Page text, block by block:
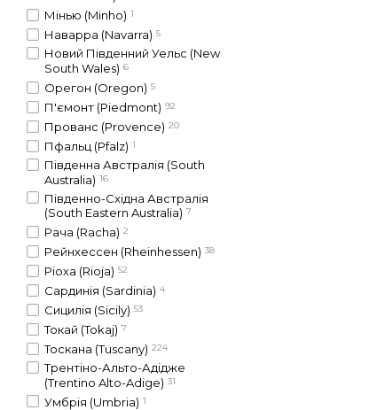
Мінью (Minho) 1
Наварра (Navarra) 5
Новий Південний Уельс (New
South Wales) 6
Орегон (Oregon) 5
П'ємонт (Piedmont) 92
Прованс (Provence) 20
Пфальц (Pfalz) 1
Південна Австралія (South
Australia) 16
Південно-Східна Австралія
(South Eastern Australia) 7
Рача (Racha) 2
Рейнхессен (Rheinhessen) 38
Ріоха (Rioja) 52
Сардинія (Sardinia) 4
Сицилія (Sicily) 53
Токай (Tokaj) 7
Тоскана (Tuscany) 224
Трентіно-Альто-Адідже
(Trentino Alto-Adige) 31
Умбрія (Umbria) 1